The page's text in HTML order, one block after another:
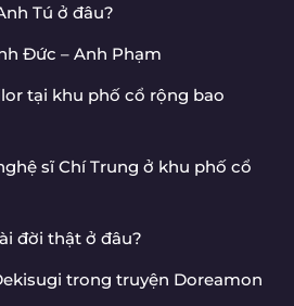
Tú ở đâu?
Đức – Anh Phạm
tại khu phố cổ rộng bao
sĩ Chí Trung ở khu phố cổ
đời thật ở đâu?
trong truyện Doreamon